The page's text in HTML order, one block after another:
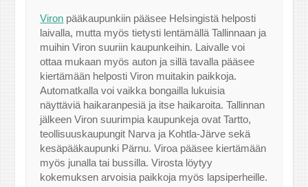
Viron pääkaupunkiin pääsee Helsingistä helposti
laivalla, mutta myös tietysti lentämällä Tallinnaan ja
muihin Viron suuriin kaupunkeihin. Laivalle voi
ottaa mukaan myös auton ja sillä tavalla pääsee
kiertämään helposti Viron muitakin paikkoja.
Automatkalla voi vaikka bongailla lukuisia
näyttäviä haikaranpesiä ja itse haikaroita. Tallinnan
jälkeen Viron suurimpia kaupunkeja ovat Tartto,
teollisuuskaupungit Narva ja Kohtla-Järve sekä
kesäpääkaupunki Pärnu. Viroa pääsee kiertämään
myös junalla tai bussilla. Virosta löytyy
kokemuksen arvoisia paikkoja myös lapsiperheille.